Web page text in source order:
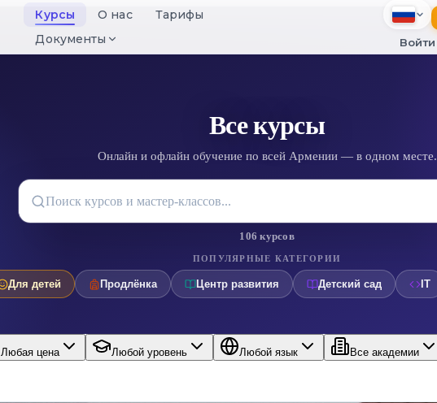
Курсы О нас
Тарифы
Документы
English
Войти
Все курсы
Онлайн и офлайн обучение по всей Армении — в одном месте.
106 курсов
ПОПУЛЯРНЫЕ КАТЕГОРИИ
Для детей Продлёнка Центр развития Детский сад IT
Любая цена Любой уровень Любой язык Все академии